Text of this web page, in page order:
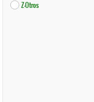
Z-Otros